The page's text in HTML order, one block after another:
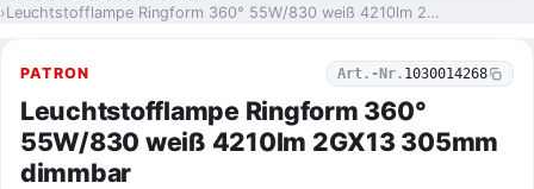
Leuchtstofflampe Ringform 360° 55W/830 weiß 4210lm 2GX13 305mm dimmbar
PATRON Art.-Nr. 1030014268
Leuchtstofflampe Ringform 360°
55W/830 weiß 4210lm 2GX13 305mm
dimmbar